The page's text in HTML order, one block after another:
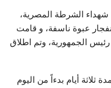
شهداء الشرطة المصرية،
عبوة ناسفة، و قامت
الجمهورية، وتم اطلاق
ثلاثة أيام بدءاً من اليوم